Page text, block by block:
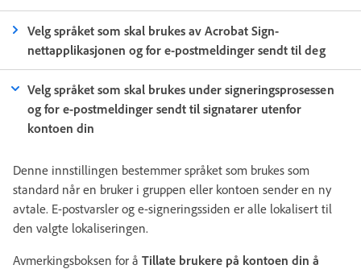
Velg språket som skal brukes av Acrobat Sign-
nettapplikasjonen og for e-postmeldinger sendt til deg
Velg språket som skal brukes under signeringsprosessen
og for e-postmeldinger sendt til signatarer utenfor
kontoen din
Denne innstillingen bestemmer språket som brukes som
standard når en bruker i gruppen eller kontoen sender en ny
avtale. E-postvarsler og e-signeringssiden er alle lokalisert til
den valgte lokaliseringen.
Avmerkingsboksen for å Tillate brukere på kontoen din å